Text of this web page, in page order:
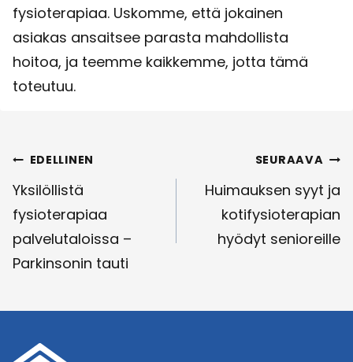
fysioterapiaa. Uskomme, että jokainen
asiakas ansaitsee parasta mahdollista
hoitoa, ja teemme kaikkemme, jotta tämä
toteutuu.
Artikkelien
selaus
EDELLINEN
Yksilöllistä
fysioterapiaa
palvelutaloissa –
Parkinsonin tauti
SEURAAVA
Huimauksen syyt ja
kotifysioterapian
hyödyt senioreille